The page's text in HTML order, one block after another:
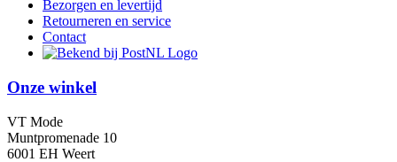
Bezorgen en levertijd
Retourneren en service
Contact
Onze winkel
VT Mode
Muntpromenade 10
6001 EH Weert